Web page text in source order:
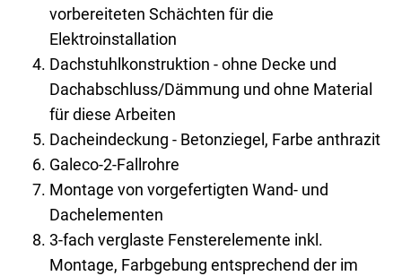
vorbereiteten Schächten für die
Elektroinstallation
Dachstuhlkonstruktion - ohne Decke und
Dachabschluss/Dämmung und ohne Material
für diese Arbeiten
Dacheindeckung - Betonziegel, Farbe anthrazit
Galeco-2-Fallrohre
Montage von vorgefertigten Wand- und
Dachelementen
3-fach verglaste Fensterelemente inkl.
Montage, Farbgebung entsprechend der im